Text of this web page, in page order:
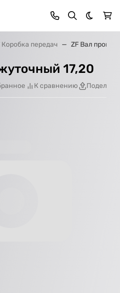
Темная
Коробка передач ZF Вал
17,20
К сравнению